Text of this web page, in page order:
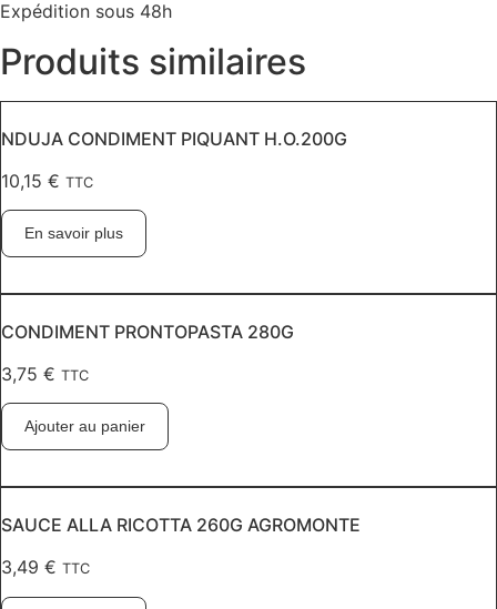
Expédition sous 48h
Produits similaires
NDUJA CONDIMENT PIQUANT H.O.200G
10,15 € TTC
En savoir plus
CONDIMENT PRONTOPASTA 280G
3,75 € TTC
Ajouter au panier
SAUCE ALLA RICOTTA 260G AGROMONTE
3,49 € TTC